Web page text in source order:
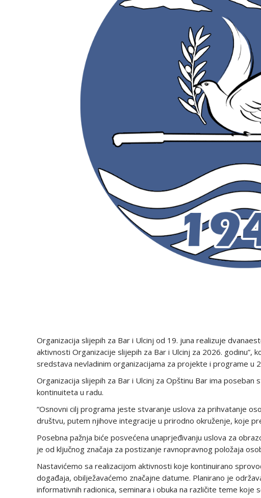
Organizacija slijepih za Bar i Ulcinj od 19. juna realizuje
aktivnosti Organizacije slijepih za Bar i Ulcinj za 2026. godinu”,
sredstava nevladinim organizacijama za projekte i programe u
Organizacija slijepih za Bar i Ulcinj za Opštinu Bar ima
kontinuiteta u radu.
“Osnovni cilj programa jeste stvaranje uslova za prihvatanje
društvu, putem njihove integracije u prirodno okruženje, koje
Posebna pažnja biće posvećena unaprjeđivanju uslova za
je od ključnog značaja za postizanje ravnopravnog položaja
Nastavićemo sa realizacijom aktivnosti koje kontinuirano
događaja, obilježavaćemo značajne datume. Planirano je
informativnih radionica, seminara i obuka na različite teme koje